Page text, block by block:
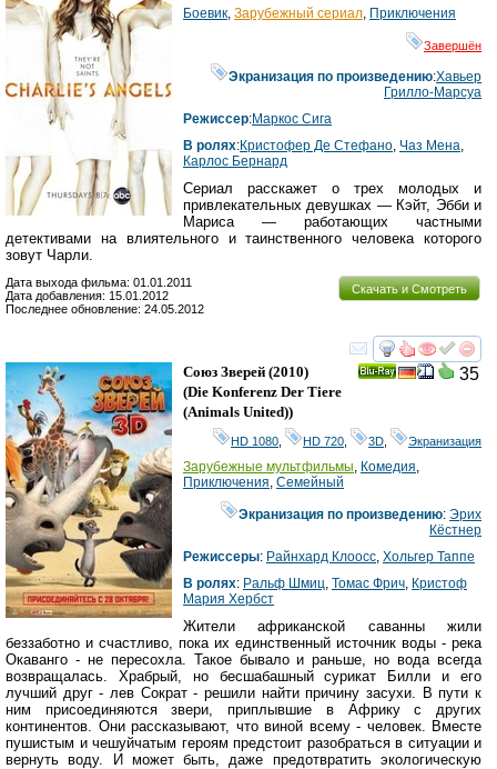
Боевик, Зарубежный сериал, Приключения
Завершён
Экранизация по произведению:Хавьер
Грилло-Марсуа
Режиссер:Маркос Сига
В ролях:Кристофер Де Стефано, Чаз Мена,
Карлос Бернард
Сериал расскажет о трех молодых и
привлекательных девушках — Кэйт, Эбби и
Мариса — работающих частными
детективами на влиятельного и таинственного человека которого
зовут Чарли.
Скачать и Смотреть
Дата выхода фильма: 01.01.2011
Дата добавления: 15.01.2012
Последнее обновление: 24.05.2012
смотреть
35
Союз Зверей (2010)
(Die Konferenz Der Tiere
(Animals United))
HD 1080 HD 720 3D Экранизация
Зарубежные мультфильмы, Комедия,
Приключения, Семейный
Экранизация по произведению:Эрих
Кёстнер
Режиссеры: Райнхард Клоосс, Хольгер Таппе
В ролях: Ральф Шмиц, Томас Фрич, Кристоф
Мария Хербст
Жители африканской саванны жили
беззаботно и счастливо, пока их единственный источник воды - река
Окаванго - не пересохла. Такое бывало и раньше, но вода всегда
возвращалась. Храбрый, но бесшабашный сурикат Билли и его
лучший друг - лев Сократ - решили найти причину засухи. В пути к
ним присоединяются звери, приплывшие в Африку с других
континентов. Они рассказывают, что виной всему - человек. Вместе
пушистым и чешуйчатым героям предстоит разобраться в ситуации и
вернуть воду. И может быть, даже предотвратить экологическую